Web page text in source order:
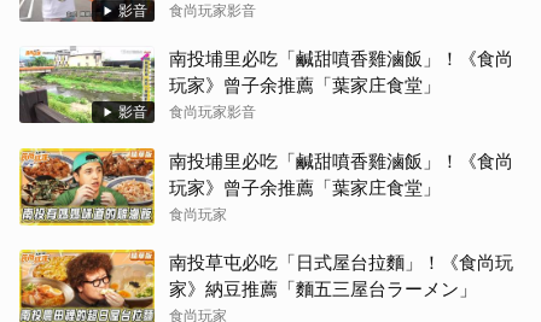
影音 食尚玩家影音
影音
南投埔里必吃「鹹甜噴香雞滷飯」！《食尚
玩家》曾子余推薦「葉家庄食堂」
食尚玩家影音
南投埔里必吃「鹹甜噴香雞滷飯」！《食尚
玩家》曾子余推薦「葉家庄食堂」
食尚玩家
南投草屯必吃「日式屋台拉麵」！《食尚玩
家》納豆推薦「麵五三屋台ラーメン」
食尚玩家